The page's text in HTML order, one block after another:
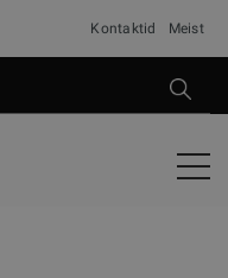
Kontaktid Meist